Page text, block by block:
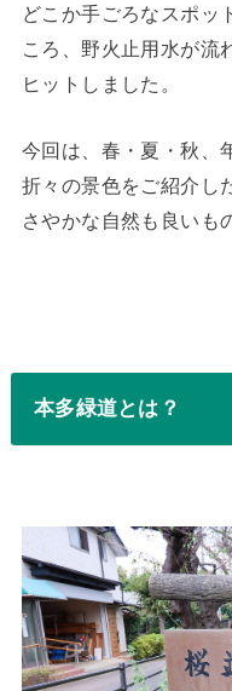
どこか手ごろなスポッ
ころ、野火止用水が流
ヒットしました。
今回は、春・夏・秋、
折々の景色をご紹介し
さやかな自然も良いも
本多緑道とは？